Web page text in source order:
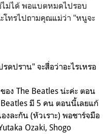
ไม่ได้ พอแบตหมดไปรอบ
โทรไปถามคุณแม่ว่า "หนูจะ
ดปราน" จะสื่อว่าอะไรเหรอ
อง The Beatles น่ะค่ะ ตอน
มี 5 คน ตอนนี้เลยแก้
งละกัน (หัวเราะ) พอชาร์จมือ
Ozaki, Shogo